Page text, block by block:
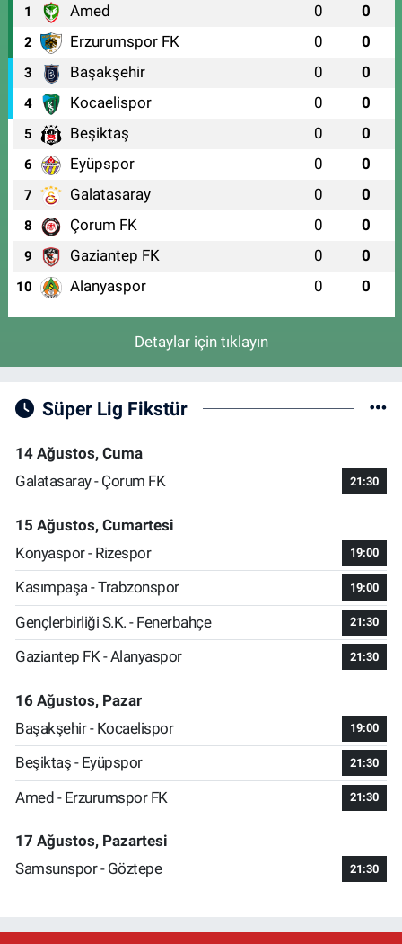
1 Amed 0 0
2 Erzurumspor FK 0 0
3 Başakşehir 0 0
4 Kocaelispor 0 0
5 Beşiktaş 0 0
6 Eyüpspor 0 0
7 Galatasaray 0 0
8 Çorum FK 0 0
9 Gaziantep FK 0 0
10 Alanyaspor 0 0
Detaylar için tıklayın
Süper Lig Fikstür
14 Ağustos, Cuma
Galatasaray - Çorum FK
21:30
15 Ağustos, Cumartesi
Konyaspor - Rizespor
19:00
Kasımpaşa - Trabzonspor 19:00
Gençlerbirliği S.K. - Fenerbahçe 21:30
Gaziantep FK - Alanyaspor 21:30
16 Ağustos, Pazar
Başakşehir - Kocaelispor
19:00
Beşiktaş - Eyüpspor 21:30
Amed - Erzurumspor FK 21:30
17 Ağustos, Pazartesi
Samsunspor - Göztepe
21:30